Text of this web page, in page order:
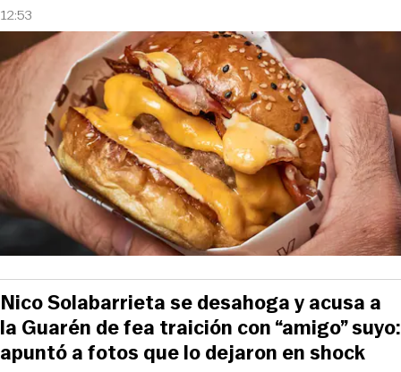
12:53
Nico Solabarrieta se desahoga y acusa a
la Guarén de fea traición con “amigo” suyo:
apuntó a fotos que lo dejaron en shock